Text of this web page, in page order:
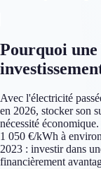
Pourquoi
Avec l'électricité
en 2026, stocker son
nécessité
1 050 €/kWh à
2023 : investir dans
financièrement